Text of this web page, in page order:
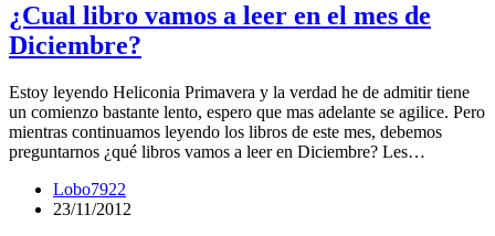
¿Cual libro vamos a leer en el mes de
Diciembre?
Estoy leyendo Heliconia Primavera y la verdad he de admitir tiene
un comienzo bastante lento, espero que mas adelante se agilice. Pero
mientras continuamos leyendo los libros de este mes, debemos
preguntarnos ¿qué libros vamos a leer en Diciembre? Les…
Lobo7922
23/11/2012